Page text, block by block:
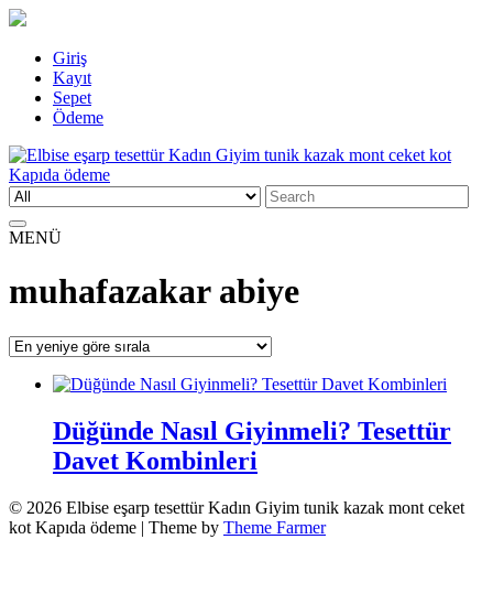
Skip
content
Giriş
Kayıt
Sepet
Ödeme
Elbise eşarp tesettür Kadın Giyim tunik kazak mont ceket kot Kapıda
ödeme
Kadın Giyim üzerine alışveriş sitesi
Search
for:
MENÜ
muhafazakar abiye
Düğünde Nasıl Giyinmeli? Tesettür
Davet Kombinleri
© 2026 Elbise eşarp tesettür Kadın Giyim tunik kazak mont ceket
kot Kapıda ödeme | Theme by Theme Farmer